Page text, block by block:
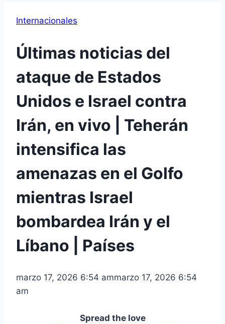
Internacionales
Últimas noticias del
ataque de Estados
Unidos e Israel contra
Irán, en vivo | Teherán
intensifica las
amenazas en el Golfo
mientras Israel
bombardea Irán y el
Líbano | Países
marzo 17, 2026 6:54 ammarzo 17, 2026 6:54
am
Spread the love